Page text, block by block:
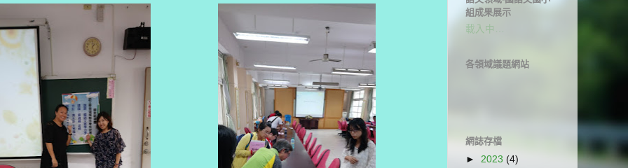
組成果展示
載入中…
各領域議題網站
網誌存檔
► 2023 (4)